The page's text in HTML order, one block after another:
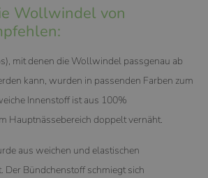
Wollwindel von
mit denen die Wollwindel passgenau ab
kann, wurden in passenden Farben zum
Innenstoff ist aus 100%
Hauptnässebereich doppelt vernäht.
aus weichen und elastischen
Bündchenstoff schmiegt sich